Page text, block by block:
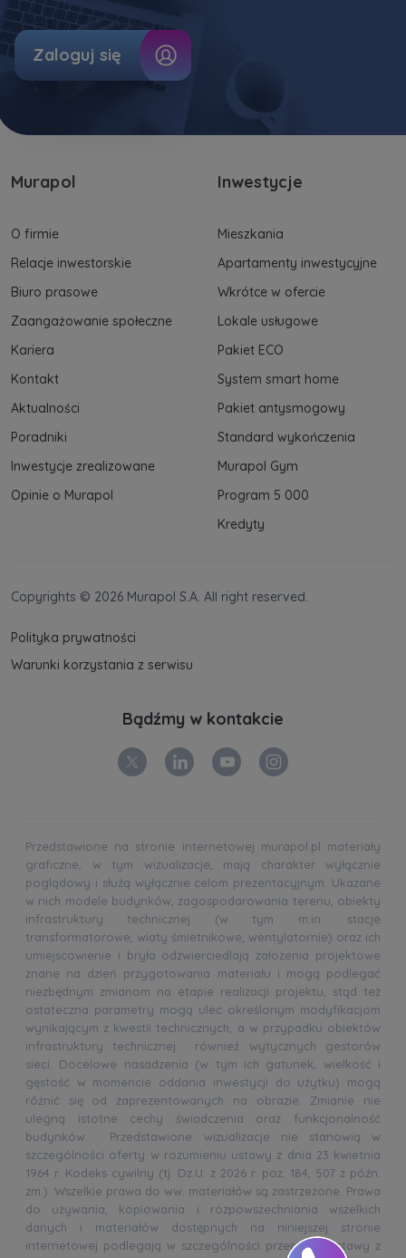
Murapol
O firmie
Relacje inwestorskie
Biuro prasowe
Zaangażowanie społeczne
Kariera
Kontakt
Aktualności
Poradniki
Inwestycje zrealizowane
Opinie o Murapol
Inwestycje
Mieszkania
Apartamenty inwestycyjne
Wkrótce w ofercie
Lokale usługowe
Pakiet ECO
System smart home
Pakiet antysmogowy
Standard wykończenia
Murapol Gym
Program 5 000
Kredyty
Zaloguj się
Copyrights © 2026 Murapol S.A. All right reserved.
Polityka prywatności
Warunki korzystania z serwisu
Bądźmy w kontakcie
Przedstawione na stronie internetowej murapol.pl materiały
graficzne, w tym wizualizacje, mają charakter wyłącznie
poglądowy i służą wyłącznie celom prezentacyjnym. Ukazane
w nich modele budynków, zagospodarowania terenu, obiekty
infrastruktury technicznej (w tym m.in. stacje
transformatorowe, wiaty śmietnikowe, wentylatornie) oraz ich
umiejscowienie i bryła odzwierciedlają założenia projektowe
znane na dzień przygotowania materiału i mogą podlegać
niezbędnym zmianom na etapie realizacji projektu, stąd też
ostateczna parametry mogą ulec określonym modyfikacjom
wynikającym z kwestii technicznych, a w przypadku obiektów
infrastruktury technicznej również wytycznych gestorów
sieci. Docelowe nasadzenia (w tym ich gatunek, wielkość i
gęstość w momencie oddania inwestycji do użytku) mogą
różnić się od zaprezentowanych na obrazie. Zmianie nie
ulegną istotne cechy świadczenia oraz funkcjonalność
budynków. Przedstawione wizualizacje nie stanowią w
szczególności oferty w rozumieniu ustawy z dnia 23 kwietnia
1964 r. Kodeks cywilny (tj. Dz.U. z 2026 r. poz. 184, 507 z późn.
zm.). Wszelkie prawa do ww. materiałów są zastrzeżone. Prawa
do używania, kopiowania i rozpowszechniania wszelkich
danych i materiałów dostępnych na niniejszej stronie
internetowej podlegają w szczególności przepisom ustawy z